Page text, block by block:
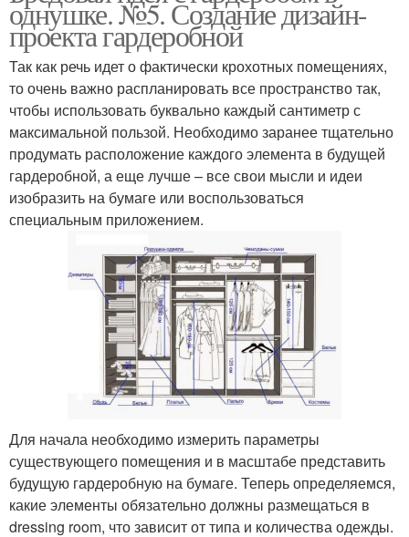
однушке. №5. Создание дизайн-
проекта гардеробной
Так как речь идет о фактически крохотных помещениях,
то очень важно распланировать все пространство так,
чтобы использовать буквально каждый сантиметр с
максимальной пользой. Необходимо заранее тщательно
продумать расположение каждого элемента в будущей
гардеробной, а еще лучше – все свои мысли и идеи
изобразить на бумаге или воспользоваться
специальным приложением.
Для начала необходимо измерить параметры
существующего помещения и в масштабе представить
будущую гардеробную на бумаге. Теперь определяемся,
какие элементы обязательно должны размещаться в
dressing room, что зависит от типа и количества одежды.